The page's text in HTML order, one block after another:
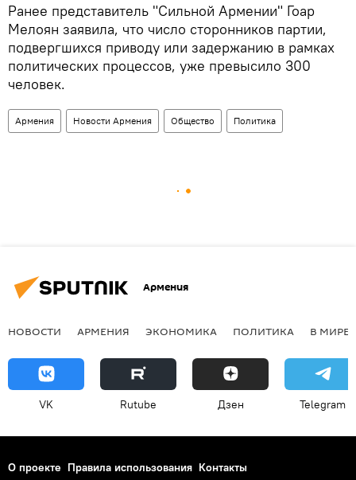
Ранее представитель "Сильной Армении" Гоар
Мелоян заявила, что число сторонников партии,
подвергшихся приводу или задержанию в рамках
политических процессов, уже превысило 300
человек.
Армения Новости Армения Общество Политика
Армения
НОВОСТИ АРМЕНИЯ ЭКОНОМИКА ПОЛИТИКА В МИРЕ
VK Rutube Дзен Telegram
О проекте Правила использования Контакты